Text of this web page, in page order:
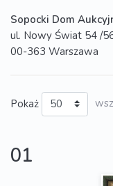
Sopocki Dom
ul. Nowy Świat 54 /
00-363 Warszawa
Pokaż
01